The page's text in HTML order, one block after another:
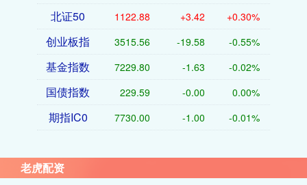
北证50 1122.88 +3.42 +0.30%
创业板指 3515.56 -19.58 -0.55%
基金指数 7229.80 -1.63 -0.02%
国债指数 229.59 -0.00 0.00%
期指IC0 7730.00 -1.00 -0.01%
老虎配资